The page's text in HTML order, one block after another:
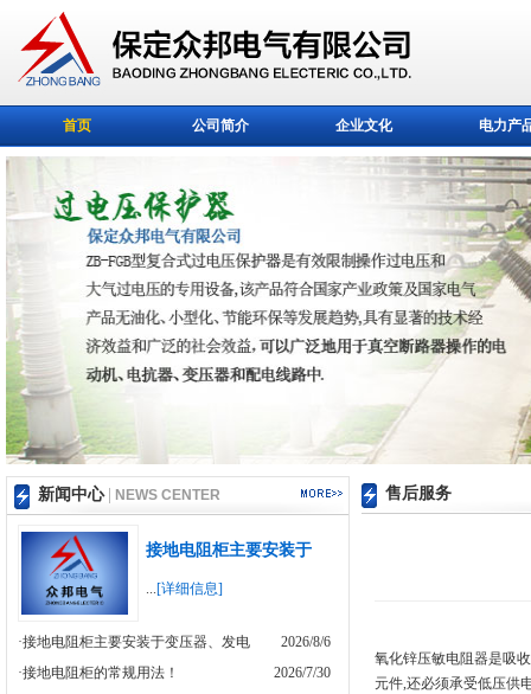
首页 公司简介 企业文化 电力产
新闻中心 NEWS CENTER
接地电阻柜主要安装于
...[详细信息]
·接地电阻柜主要安装于变压器、发电
2026/8/6
·接地电阻柜的常规用法！
2026/7/30
售后服务
氧化锌压敏电阻器是吸
元件,还必须承受低压供